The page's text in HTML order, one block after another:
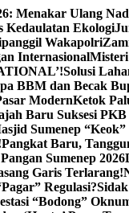
Menakar Ulang
Kedaulatan Ekologi
Wakapolri
Internasional
Solusi
BBM dan Becak
ModernKetok
Baru Suksesi PKB
Sumenep “Keok”
Pangkat Baru,
Sumenep 2026
Garis Terlarang!
Regulasi?
“Bodong”